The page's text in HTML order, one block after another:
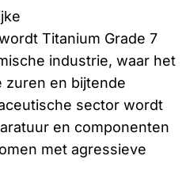
Titanium Grade 7
industrie, waar het
zuren en bijtende
sector wordt
en componenten
met agressieve